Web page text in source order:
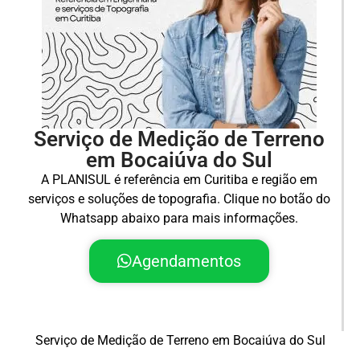
Serviço de Medição de Terreno
em Bocaiúva do Sul
A PLANISUL é referência em Curitiba e região em
serviços e soluções de topografia. Clique no botão do
Whatsapp abaixo para mais informações.
Agendamentos
Serviço de Medição de Terreno em Bocaiúva do Sul